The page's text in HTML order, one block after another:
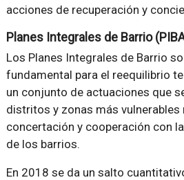
acciones de recuperación y
Planes Integrales de Barrio
Los Planes Integrales de Barrio
fundamental para el reequilibrio
un conjunto de actuaciones que
distritos y zonas más vulnerables
concertación y cooperación con
de los barrios.
En 2018 se da un salto